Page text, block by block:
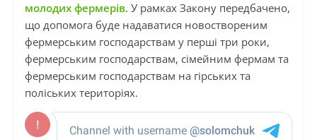
молодих фермерів. У рамках Закону передбачено,
що допомога буде надаватися новоствореним
фермерським господарствам у перші три роки,
фермерським господарствам, сімейним фермам та
фермерським господарствам на гірських та
поліських територіях.